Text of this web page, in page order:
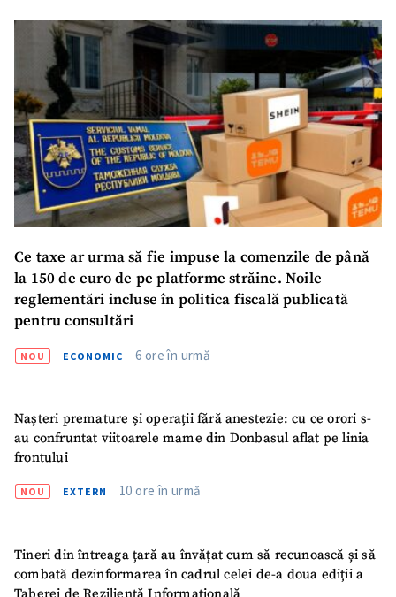
Ce taxe ar urma să fie impuse la comenzile de până
la 150 de euro de pe platforme străine. Noile
reglementări incluse în politica fiscală publicată
pentru consultări
NOU ECONOMIC 6 ore în urmă
Nașteri premature și operații fără anestezie: cu ce orori s-
au confruntat viitoarele mame din Donbasul aflat pe linia
frontului
NOU EXTERN 10 ore în urmă
Tineri din întreaga țară au învățat cum să recunoască și să
combată dezinformarea în cadrul celei de-a doua ediții a
CONTACT SURSĂ
Nume+ Numele meu
Email+ Emailul meu
Telefon
+ Telefon personal
Am citit și sunt de
acord cu politica de
confidențialitate.
TRIMITE ȘTIREA